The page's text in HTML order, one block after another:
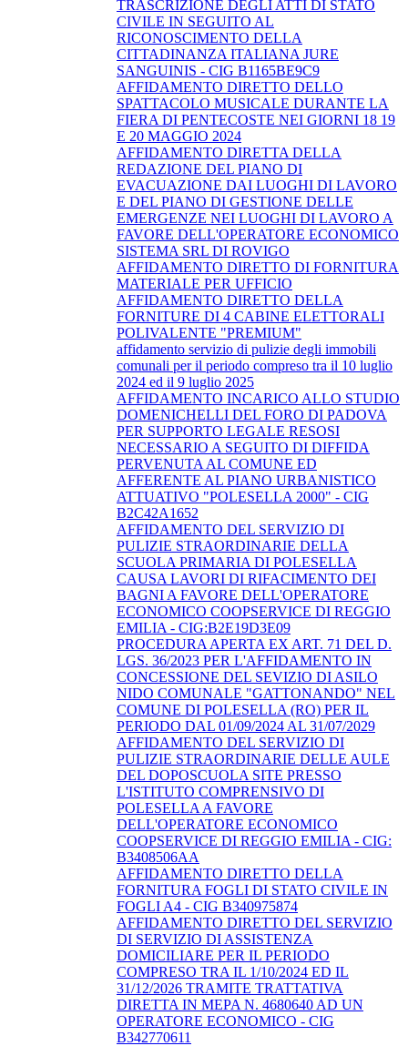
TRASCRIZIONE DEGLI ATTI DI STATO
CIVILE IN SEGUITO AL
RICONOSCIMENTO DELLA
CITTADINANZA ITALIANA JURE
SANGUINIS - CIG B1165BE9C9
AFFIDAMENTO DIRETTO DELLO
SPATTACOLO MUSICALE DURANTE LA
FIERA DI PENTECOSTE NEI GIORNI 18 19
E 20 MAGGIO 2024
AFFIDAMENTO DIRETTA DELLA
REDAZIONE DEL PIANO DI
EVACUAZIONE DAI LUOGHI DI LAVORO
E DEL PIANO DI GESTIONE DELLE
EMERGENZE NEI LUOGHI DI LAVORO A
FAVORE DELL'OPERATORE ECONOMICO
SISTEMA SRL DI ROVIGO
AFFIDAMENTO DIRETTO DI FORNITURA
MATERIALE PER UFFICIO
AFFIDAMENTO DIRETTO DELLA
FORNITURE DI 4 CABINE ELETTORALI
POLIVALENTE "PREMIUM"
affidamento servizio di pulizie degli immobili
comunali per il periodo compreso tra il 10 luglio
2024 ed il 9 luglio 2025
AFFIDAMENTO INCARICO ALLO STUDIO
DOMENICHELLI DEL FORO DI PADOVA
PER SUPPORTO LEGALE RESOSI
NECESSARIO A SEGUITO DI DIFFIDA
PERVENUTA AL COMUNE ED
AFFERENTE AL PIANO URBANISTICO
ATTUATIVO "POLESELLA 2000" - CIG
B2C42A1652
AFFIDAMENTO DEL SERVIZIO DI
PULIZIE STRAORDINARIE DELLA
SCUOLA PRIMARIA DI POLESELLA
CAUSA LAVORI DI RIFACIMENTO DEI
BAGNI A FAVORE DELL'OPERATORE
ECONOMICO COOPSERVICE DI REGGIO
EMILIA - CIG:B2E19D3E09
PROCEDURA APERTA EX ART. 71 DEL D.
LGS. 36/2023 PER L'AFFIDAMENTO IN
CONCESSIONE DEL SEVIZIO DI ASILO
NIDO COMUNALE "GATTONANDO" NEL
COMUNE DI POLESELLA (RO) PER IL
PERIODO DAL 01/09/2024 AL 31/07/2029
AFFIDAMENTO DEL SERVIZIO DI
PULIZIE STRAORDINARIE DELLE AULE
DEL DOPOSCUOLA SITE PRESSO
L'ISTITUTO COMPRENSIVO DI
POLESELLA A FAVORE
DELL'OPERATORE ECONOMICO
COOPSERVICE DI REGGIO EMILIA - CIG:
B3408506AA
AFFIDAMENTO DIRETTO DELLA
FORNITURA FOGLI DI STATO CIVILE IN
FOGLI A4 - CIG B340975874
AFFIDAMENTO DIRETTO DEL SERVIZIO
DI SERVIZIO DI ASSISTENZA
DOMICILIARE PER IL PERIODO
COMPRESO TRA IL 1/10/2024 ED IL
31/12/2026 TRAMITE TRATTATIVA
DIRETTA IN MEPA N. 4680640 AD UN
OPERATORE ECONOMICO - CIG
B342770611